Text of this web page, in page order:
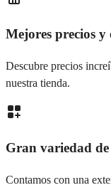
Mejores precios y
Descubre precios
nuestra tienda.
Gran variedad
Contamos con una